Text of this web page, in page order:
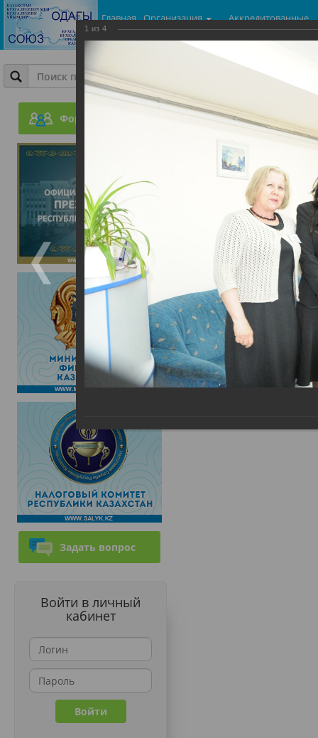
Главная Организация
Аккредитованные
центры
Форум
Задать вопрос
Войти в личный
кабинет
Фотогалерея
Встреча с
1 из 4